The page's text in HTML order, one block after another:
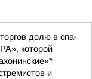
долю в спа-
которой
и